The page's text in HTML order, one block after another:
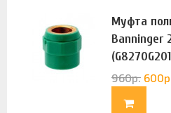
Муфта
Banninger
960р. 600